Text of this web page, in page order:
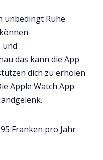
unbedingt Ruhe
und
das kann die App
dich zu erholen
Apple Watch App
Franken pro Jahr